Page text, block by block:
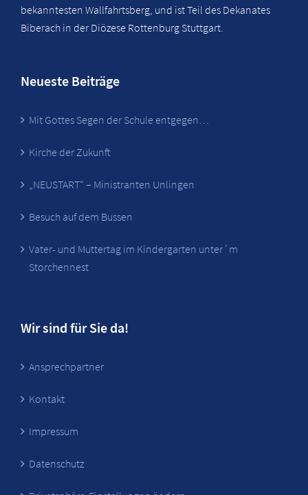
bekanntesten Wallfahrtsberg, und ist Teil des Dekanates
Biberach in der Diözese Rottenburg Stuttgart.
Neueste Beiträge
Mit Gottes Segen der Schule entgegen…
Kirche der Zukunft
„NEUSTART“ – Ministranten Unlingen
Besuch auf dem Bussen
Vater- und Muttertag im Kindergarten unter´m
Storchennest
Wir sind für Sie da!
Ansprechpartner
Kontakt
Impressum
Datenschutz